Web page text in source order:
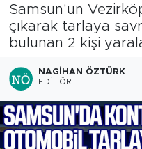
Samsun'un
çıkarak tarlaya
bulunan 2 kişi
NAGIHAN ÖZTÜRK
EDITÖR